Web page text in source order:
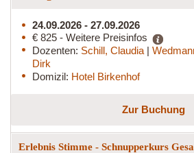
24.09.2026 - 27.09.2026
€ 825 - Weitere Preisinfos
Dozenten: Schill, Claudia |
Dirk
Domizil: Hotel Birkenhof
Zur Buchung
Erlebnis Stimme - Schnupperkurs